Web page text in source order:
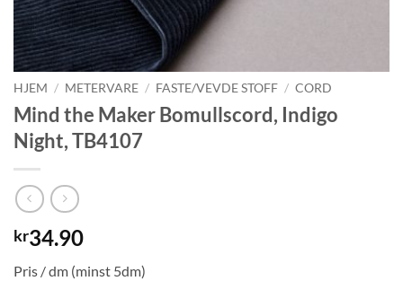
HJEM / METERVARE / FASTE/VEVDE STOFF / CORD
Mind the Maker Bomullscord, Indigo
Night, TB4107
kr34.90
Pris / dm (minst 5dm)